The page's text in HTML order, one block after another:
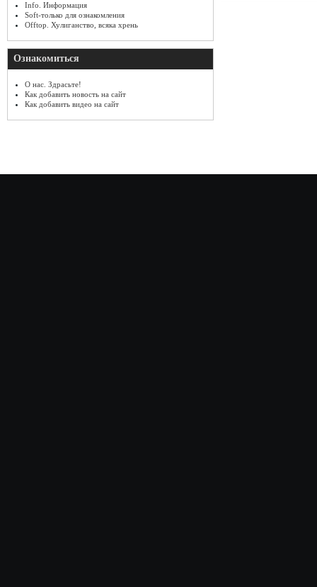
Info. Информация
Soft-только для ознакомления
Offtop. Хулиганство, всяка хрень
Ознакомиться
О нас. Здрасьте!
Как добавить новость на сайт
Как добавить видео на сайт